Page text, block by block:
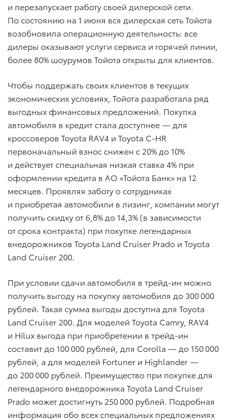
и перезапускает работу своей дилерской сети.
По состоянию на 1 июня вся дилерская сеть Тойота
возобновила операционную деятельность: все
дилеры оказывают услуги сервиса и горячей линии,
более 80% шоурумов Тойота открыты для клиентов.
Чтобы поддержать своих клиентов в текущих
экономических условиях, Тойота разработала ряд
выгодных финансовых предложений. Покупка
автомобиля в кредит стала доступнее — для
кроссоверов Toyota RAV4 и Toyota C-HR
первоначальный взнос снижен с 20% до 10%
и действует специальная низкая ставка 4% при
оформлении кредита в АО «Тойота Банк» на 12
месяцев. Проявляя заботу о сотрудниках
и приобретая автомобили в лизинг, компании могут
получить скидку от 6,8% до 14,3% (в зависимости
от срока контракта) при покупке легендарных
внедорожников Toyota Land Cruiser Prado и Toyota
Land Cruiser 200.
При условии сдачи автомобиля в трейд-ин можно
получить выгоду на покупку автомобиля до 300 000
рублей. Такая сумма выгоды доступна для Toyota
Land Cruiser 200. Для моделей Toyota Camry, RAV4
и Hilux выгода при приобретении в трейд-ин
составит до 100 000 рублей, для Corolla — до 150 000
рублей, а для моделей Fortuner и Highlander —
до 200 000 рублей. Преимущество при покупке для
легендарного внедорожника Toyota Land Cruiser
Prado может достигнуть 250 000 рублей. Подробная
информация обо всех специальных предложениях